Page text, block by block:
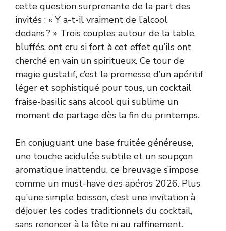
cette question surprenante de la part des
invités : « Y a-t-il vraiment de l’alcool
dedans ? » Trois couples autour de la table,
bluffés, ont cru si fort à cet effet qu’ils ont
cherché en vain un spiritueux. Ce tour de
magie gustatif, c’est la promesse d’un apéritif
léger et sophistiqué pour tous, un cocktail
fraise-basilic sans alcool qui sublime un
moment de partage dès la fin du printemps.
En conjuguant une base fruitée généreuse,
une touche acidulée subtile et un soupçon
aromatique inattendu, ce breuvage s’impose
comme un must-have des apéros 2026. Plus
qu’une simple boisson, c’est une invitation à
déjouer les codes traditionnels du cocktail,
sans renoncer à la fête ni au raffinement.